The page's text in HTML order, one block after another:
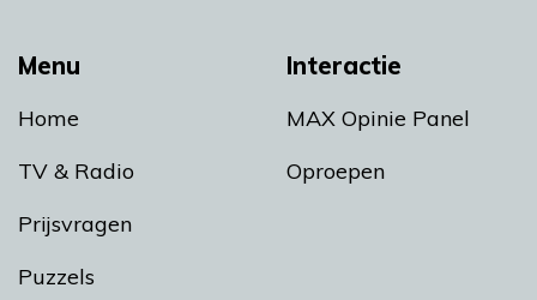
Menu
Home
TV & Radio
Prijsvragen
Puzzels
Interactie
MAX Opinie Panel
Oproepen